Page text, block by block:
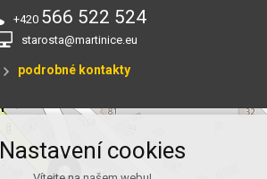
+420 566 522 524
starosta@martinice.eu
podrobné kontakty
Nastavení cookies